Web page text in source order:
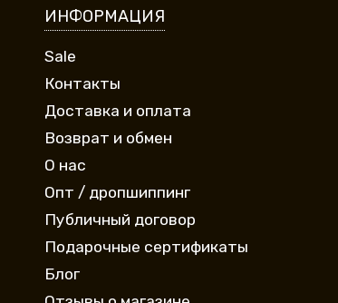
ИНФОРМАЦИЯ
Sale
Контакты
Доставка и оплата
Возврат и обмен
О нас
Опт / дропшиппинг
Публичный договор
Подарочные сертификаты
Блог